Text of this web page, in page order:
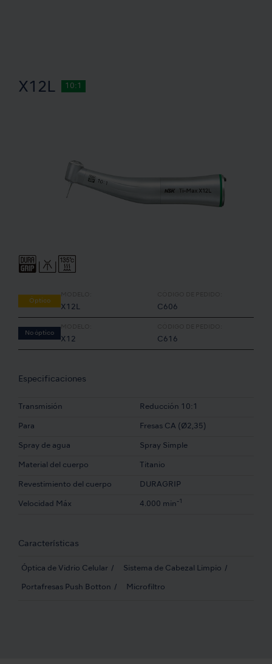
X12L 10:1
Óptico
X12L C606
No óptico
X12 C616
Especificaciones
Transmisión Reducción 10:1
Para Fresas CA (Ø2,35)
Spray de agua Spray Simple
Material del cuerpo Titanio
Revestimiento del cuerpo DURAGRIP
Velocidad Máx 4.000 min -1
Características
Óptica de Vidrio Celular Sistema de Cabezal Limpio
Portafresas Push Botton Microfiltro